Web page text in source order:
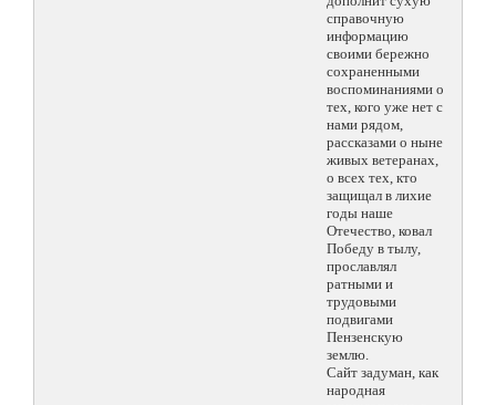
справочную
информацию
своими бережно
сохраненными
воспоминаниями о
тех, кого уже нет с
нами рядом,
рассказами о ныне
живых ветеранах,
о всех тех, кто
защищал в лихие
годы наше
Отечество, ковал
Победу в тылу,
прославлял
ратными и
трудовыми
подвигами
Пензенскую
землю.
Сайт задуман, как
народная